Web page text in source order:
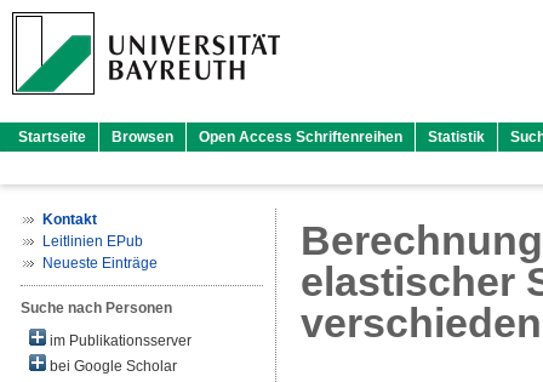
Startseite Browsen Open Access Schriftenreihen Statistik
Kontakt
Leitlinien EPub
Neueste Einträge
Suche nach Personen
im Publikationsserver
bei Google Scholar
elastischer